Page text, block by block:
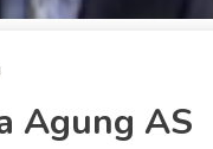
Agung AS